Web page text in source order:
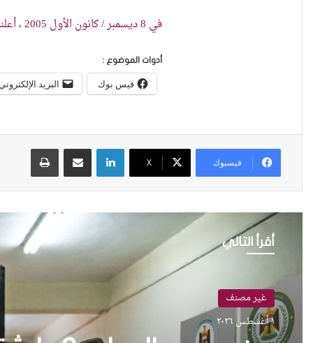
في 8 ديسمبر / كانون الأول 2005 ، أعلنت
أدوات الموضوع :
فيس بوك البريد
فيسبوك X
لينكدإن
أقرأ التالي
غير مصنف
قصص وتقارير
١٤ يونيو ٢٠٢٦